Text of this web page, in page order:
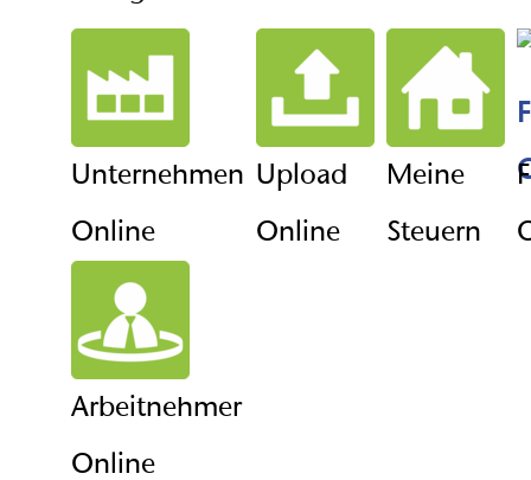
Unternehmen
Online
Upload
Online
Meine
Steuern
Arbeitnehmer
Online